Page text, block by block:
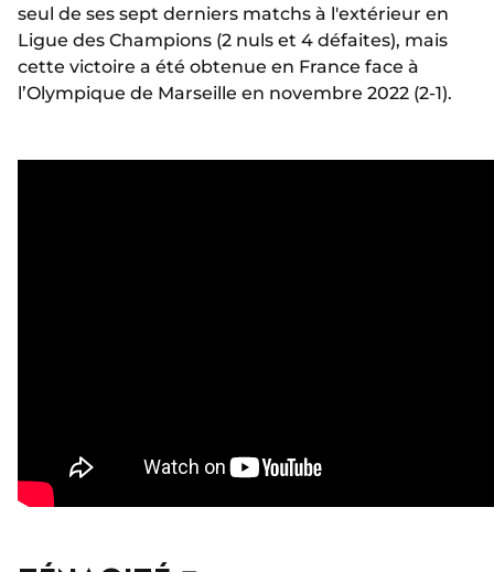
seul de ses sept derniers matchs à l'extérieur en
Ligue des Champions (2 nuls et 4 défaites), mais
cette victoire a été obtenue en France face à
l’Olympique de Marseille en novembre 2022 (2-1).